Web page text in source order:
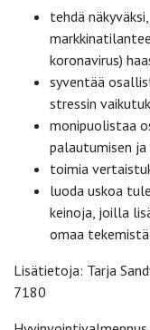
tehdä
koronavirus)
syventää
stressin
monipuolistaa
palautumisen ja
toimia
luoda uskoa
keinoja, joilla
omaa
Lisätietoja: Tarja
7180